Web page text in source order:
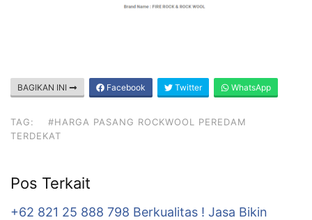
BAGIKAN INI Facebook Twitter WhatsApp
TAG:
#HARGA PASANG ROCKWOOL PEREDAM
TERDEKAT
Pos Terkait
+62 821 25 888 798 Berkualitas ! Jasa Bikin